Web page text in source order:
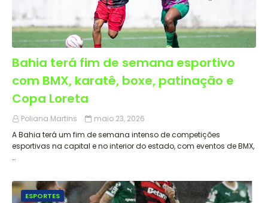
Bahia terá fim de semana esportivo
com BMX, karatê, boxe, patinação e
Copa Loreta
Poliana Martins
maio 23, 2026
A Bahia terá um fim de semana intenso de competições
esportivas na capital e no interior do estado, com eventos de BMX,
…
ESPORTES